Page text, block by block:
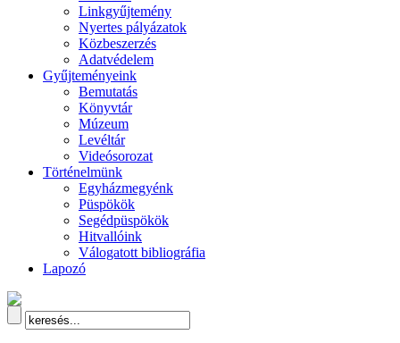
Linkgyűjtemény
Nyertes pályázatok
Közbeszerzés
Adatvédelem
Gyűjteményeink
Bemutatás
Könyvtár
Múzeum
Levéltár
Videósorozat
Történelmünk
Egyházmegyénk
Püspökök
Segédpüspökök
Hitvallóink
Válogatott bibliográfia
Lapozó